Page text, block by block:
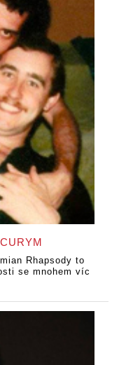
Rhapsody to
se mnohem víc